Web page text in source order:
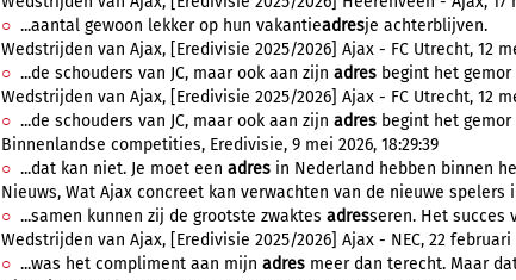
...aantal gewoon lekker op hun vakantieadresje achterblijven.
Wedstrijden van Ajax, [Eredivisie 2025/2026] Ajax - FC Utrecht, 12
...de schouders van JC, maar ook aan zijn adres begint het gemor
Wedstrijden van Ajax, [Eredivisie 2025/2026] Ajax - FC Utrecht, 12
...de schouders van JC, maar ook aan zijn adres begint het gemor
Binnenlandse competities, Eredivisie, 9 mei 2026, 18:29:39
...dat kan niet. Je moet een adres in Nederland hebben binnen
Nieuws, Wat Ajax concreet kan verwachten van de nieuwe spelers
...samen kunnen zij de grootste zwaktes adresseren. Het succes
Wedstrijden van Ajax, [Eredivisie 2025/2026] Ajax - NEC, 22 februari
...was het compliment aan mijn adres meer dan terecht. Maar